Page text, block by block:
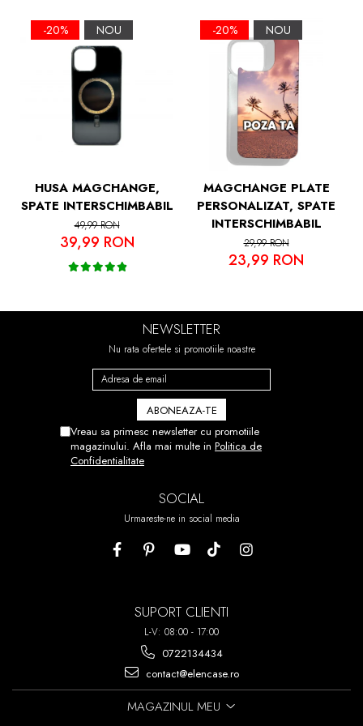
si a Camerelor
-20% NOU
HUSA MAGCHANGE,
SPATE INTERSCHIMBABIL
49,99 RON
39,99 RON
-20% NOU
MAGCHANGE PLATE
PERSONALIZAT, SPATE
INTERSCHIMBABIL
29,99 RON
23,99 RON
NEWSLETTER
Nu rata ofertele si promotiile noastre
Vreau sa primesc newsletter cu promotiile
magazinului. Afla mai multe in Politica de
Confidentialitate
SOCIAL
Urmareste-ne in social media
SUPORT CLIENTI
L-V: 08:00 - 17:00
0722134434
contact@elencase.ro
MAGAZINUL MEU